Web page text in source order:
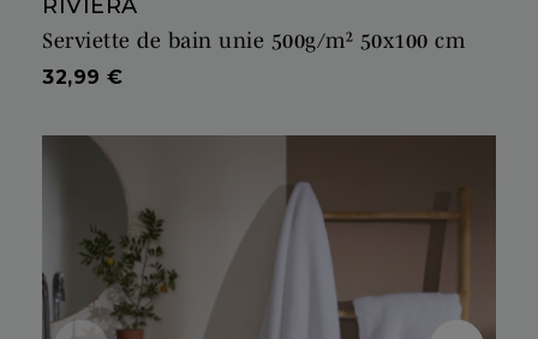
RIVIERA
Serviette de bain unie 500g/m² 50x100 cm
Prix
32,99 €